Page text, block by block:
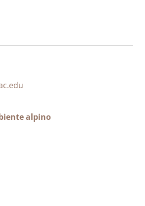
alpino